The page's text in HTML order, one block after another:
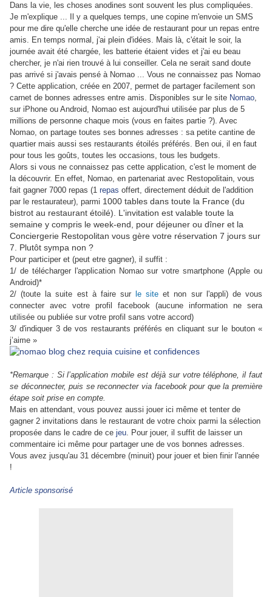
Dans la vie, les choses anodines sont souvent les plus compliquées.
Je m'explique ... Il y a quelques temps, une copine m'envoie un SMS
pour me dire qu'elle cherche une idée de restaurant pour un repas entre
amis. En temps normal, j'ai plein d'idées. Mais là, c'était le soir, la
journée avait été chargée, les batterie étaient vides et j'ai eu beau
chercher, je n'ai rien trouvé à lui conseiller. Cela ne serait sand doute
pas arrivé si j'avais pensé à Nomao ... Vous ne connaissez pas Nomao
? Cette application, créée en 2007, permet de partager facilement son
carnet de bonnes adresses entre amis. Disponibles sur le site Nomao,
sur iPhone ou Android, Nomao est aujourd'hui utilisée par plus de 5
millions de personne chaque mois (vous en faites partie ?). Avec
Nomao, on partage toutes ses bonnes adresses : sa petite cantine de
quartier mais aussi ses restaurants étoilés préférés. Ben oui, il en faut
pour tous les goûts, toutes les occasions, tous les budgets.
Alors si vous ne connaissez pas cette application, c'est le moment de
la découvrir. En effet, Nomao, en partenariat avec Restopolitain, vous
fait gagner 7000 repas (1 repas offert, directement déduit de l'addition
par le restaurateur), parmi 1000 tables dans toute la France (du
bistrot au restaurant étoilé). L'invitation est valable toute la
semaine y compris le week-end, pour déjeuner ou dîner et la
Conciergerie Restopolitan vous gère votre réservation 7 jours sur
7. Plutôt sympa non ?
Pour participer et (peut etre gagner), il suffit :
1/ de télécharger l'application Nomao sur votre smartphone (Apple ou
Android)*
2/ (toute la suite est à faire sur
le site et non sur l'appli) de vous
connecter avec votre profil facebook (aucune information ne sera
utilisée ou publiée sur votre profil sans votre accord)
3/ d'indiquer 3 de vos restaurants préférés en cliquant sur le bouton «
j’aime »
*Remarque : Si l’application mobile est déjà sur votre téléphone, il faut
se déconnecter, puis se reconnecter via facebook pour que la première
étape soit prise en compte.
Mais en attendant, vous pouvez aussi jouer ici même et tenter de
gagner 2 invitations dans le restaurant de votre choix parmi la sélection
proposée dans le cadre de ce jeu. Pour jouer, il suffit de laisser un
commentaire ici même pour partager une de vos bonnes adresses.
Vous avez jusqu'au 31 décembre (minuit) pour jouer et bien finir l'année
!
Article sponsorisé